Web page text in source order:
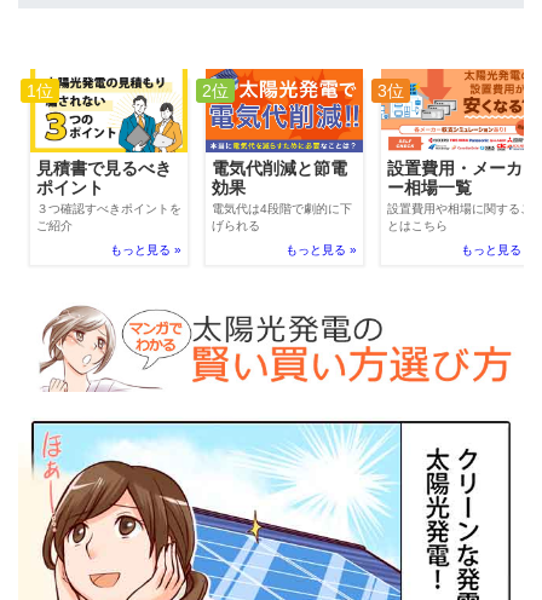
1位
見積書で見るべき
ポイント
３つ確認すべきポイントを
ご紹介
もっと見る »
2位
電気代削減と節電
効果
電気代は4段階で劇的に下
げられる
もっと見る »
3位
設置費用・メーカ
ー相場一覧
設置費用や相場に関するこ
とはこちら
もっと見る »